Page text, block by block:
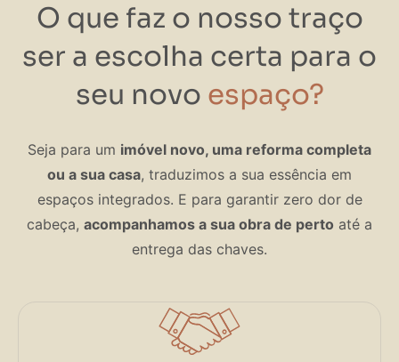
O que faz o nosso traço
ser a escolha certa para o
seu novo espaço?
Seja para um imóvel novo, uma reforma completa
ou a sua casa, traduzimos a sua essência em
espaços integrados. E para garantir zero dor de
cabeça, acompanhamos a sua obra de perto até a
entrega das chaves.